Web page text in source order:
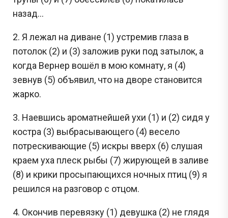
назад…
2. Я лежал на диване (1) устремив глаза в
потолок (2) и (3) заложив руки под затылок, а
когда Вернер вошёл в мою комнату, я (4)
зевнув (5) объявил, что на дворе становится
жарко.
3. Наевшись ароматнейшей ухи (1) и (2) сидя у
костра (3) выбрасывающего (4) весело
потрескивающие (5) искры вверх (6) слушая
краем уха плеск рыбы (7) жирующей в заливе
(8) и крики просыпающихся ночных птиц (9) я
решился на разговор с отцом.
4. Окончив перевязку (1) девушка (2) не глядя